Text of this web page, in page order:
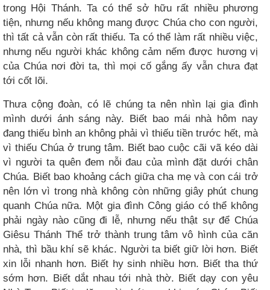
trong Hội Thánh. Ta có thể sở hữu rất nhiều phương
tiện, nhưng nếu không mang được Chúa cho con người,
thì tất cả vẫn còn rất thiếu. Ta có thể làm rất nhiều việc,
nhưng nếu người khác không cảm nếm được hương vị
của Chúa nơi đời ta, thì mọi cố gắng ấy vẫn chưa đạt
tới cốt lõi.
Thưa cộng đoàn, có lẽ chúng ta nên nhìn lại gia đình
mình dưới ánh sáng này. Biết bao mái nhà hôm nay
đang thiếu bình an không phải vì thiếu tiền trước hết, mà
vì thiếu Chúa ở trung tâm. Biết bao cuộc cãi vã kéo dài
vì người ta quên đem nỗi đau của mình đặt dưới chân
Chúa. Biết bao khoảng cách giữa cha mẹ và con cái trở
nên lớn vì trong nhà không còn những giây phút chung
quanh Chúa nữa. Một gia đình Công giáo có thể không
phải ngày nào cũng đi lễ, nhưng nếu thật sự để Chúa
Giêsu Thánh Thể trở thành trung tâm vô hình của căn
nhà, thì bầu khí sẽ khác. Người ta biết giữ lời hơn. Biết
xin lỗi nhanh hơn. Biết hy sinh nhiều hơn. Biết tha thứ
sớm hơn. Biết dắt nhau tới nhà thờ. Biết dạy con yêu